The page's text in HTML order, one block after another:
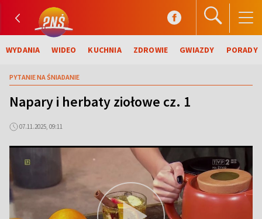
WYDANIA WIDEO KUCHNIA ZDROWIE GWIAZDY PORADY
PYTANIE NA ŚNIADANIE
Napary i herbaty ziołowe cz. 1
07.11.2025, 09:11